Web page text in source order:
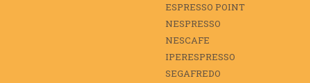
ESPRESSO POINT
NESPRESSO
NESCAFE
IPERESPRESSO
SEGAFREDO